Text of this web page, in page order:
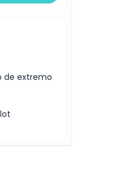
de extremo